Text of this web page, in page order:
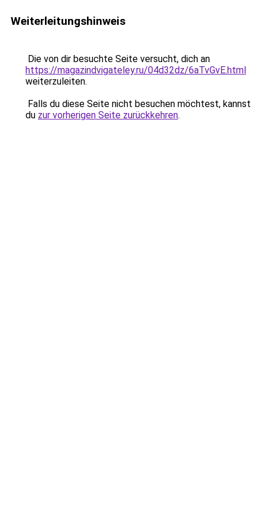
Weiterleitungshinweis
Die von dir besuchte Seite versucht, dich an
https://magazindvigateley.ru/04d32dz/6aTvGvE.html
weiterzuleiten.
Falls du diese Seite nicht besuchen möchtest, kannst
du zur vorherigen Seite zurückkehren.